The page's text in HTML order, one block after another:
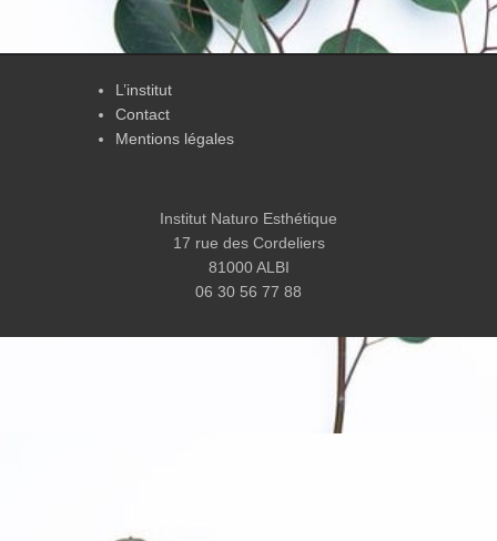
L’institut
Contact
Mentions légales
Institut Naturo Esthétique
17 rue des Cordeliers
81000 ALBI
06 30 56 77 88